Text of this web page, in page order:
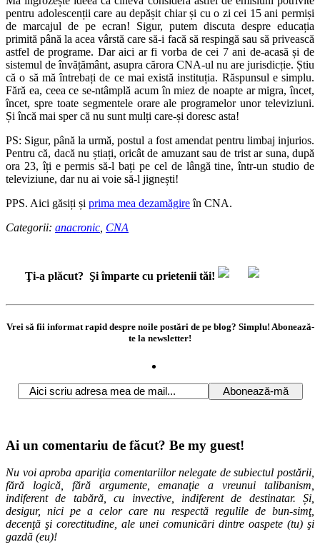
pentru adolescenții care au depășit chiar și cu o zi cei 15 ani permiși
de marcajul de pe ecran! Sigur, putem discuta despre educația
primită până la acea vârstă care să-i facă să respingă sau să privească
astfel de programe. Dar aici ar fi vorba de cei 7 ani de-acasă și de
sistemul de învățământ, asupra cărora CNA-ul nu are jurisdicție. Știu
că o să mă întrebați de ce mai există instituția. Răspunsul e simplu.
Fără ea, ceea ce se-ntâmplă acum în miez de noapte ar migra, încet,
încet, spre toate segmentele orare ale programelor unor televiziuni.
Și încă mai sper că nu sunt mulți care-și doresc asta!
PS: Sigur, până la urmă, postul a fost amendat pentru limbaj injurios.
Pentru că, dacă nu știați, oricât de amuzant sau de trist ar suna, după
ora 23, îți e permis să-l bați pe cel de lângă tine, într-un studio de
televiziune, dar nu ai voie să-l jignești!
PPS. Aici găsiți și prima mea dezamăgireîn CNA.
Categorii: anacronic CNA
Ţi-a plăcut? Şi împarte cu prietenii tăi!
Vrei să fii informat rapid despre noile postări de pe blog? Simplu! Abonează-
te la newsletter!
Ai un comentariu de făcut? Be my guest!
Nu voi aproba apariţia comentariilor nelegate de subiectul postării,
fără logică, fără argumente, emanaţie a vreunui talibanism,
indiferent de tabără, cu invective, indiferent de destinatar. Și,
desigur, nici pe a celor care nu respectă regulile de bun-simţ,
decenţă şi corectitudine, ale unei comunicări dintre oaspete (tu) şi
gazdă (eu)!